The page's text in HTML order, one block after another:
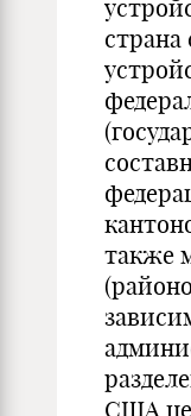
также
США